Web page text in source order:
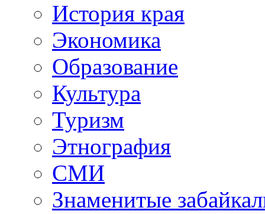
История края
Экономика
Образование
Культура
Туризм
Этнография
СМИ
Знаменитые